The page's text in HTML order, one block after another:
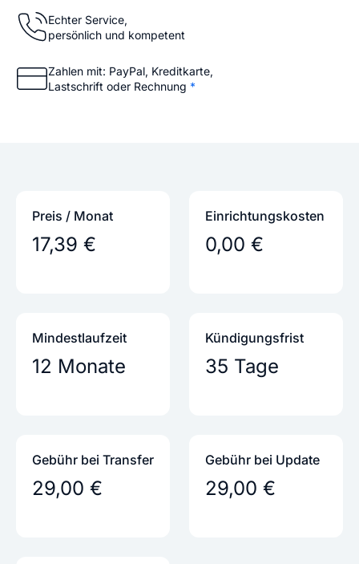
Echter Service,
persönlich und kompetent
Zahlen mit: PayPal, Kreditkarte,
Lastschrift oder Rechnung *
Preis / Monat
17,39 €
Einrichtungs­kosten
0,00 €
Mindestlaufzeit
12 Monate
Kündigungs­frist
35 Tage
Gebühr bei Transfer
29,00 €
Gebühr bei Update
29,00 €